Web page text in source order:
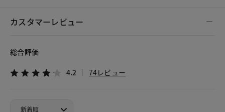
カスタマーレビュー
総合評価
4.2 74レビュー